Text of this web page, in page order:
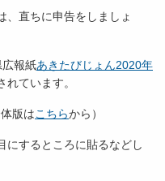
直ちに申告をしましょ
報紙あきたびじょん2020年
れています。
版はこちらから）
するところに貼るなどし